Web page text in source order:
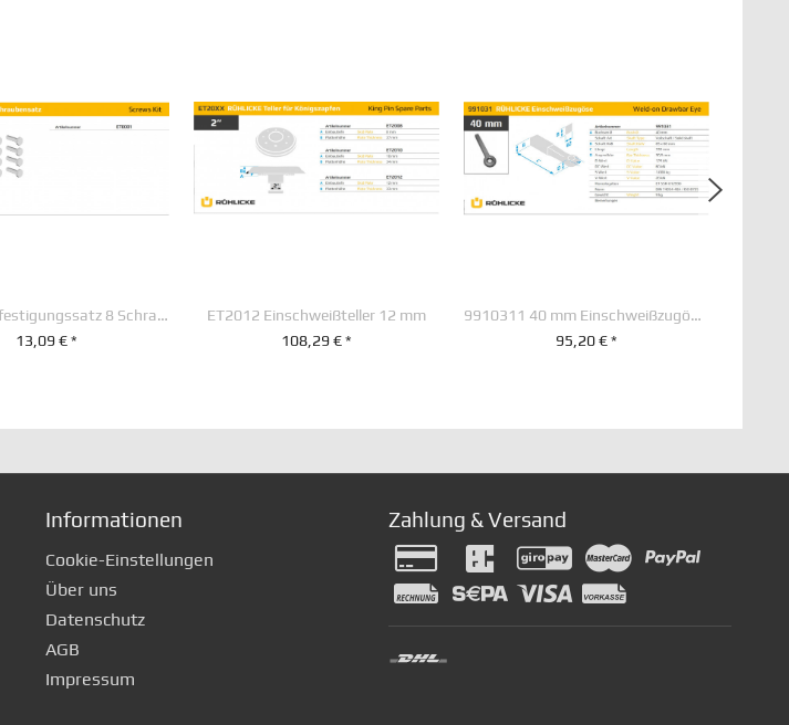
ET0001 Befestigungssatz 8 Schrauben M 14 x 30
13,09 € *
ET2012 Einschweißteller 12 mm
108,29 € *
9910311 40 mm Einschweißzugöse 65 x 60 Vollschaft
95,20 € *
Informationen
Cookie-Einstellungen
Über uns
Datenschutz
AGB
Impressum
Zahlung & Versand